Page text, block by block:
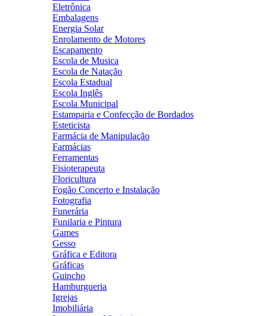
Eletrônica
Embalagens
Energia Solar
Enrolamento de Motores
Escapamento
Escola de Musica
Escola de Natação
Escola Estadual
Escola Inglês
Escola Municipal
Estamparia e Confecção de Bordados
Esteticista
Farmácia de Manipulação
Farmácias
Ferramentas
Fisioterapeuta
Floricultura
Fogão Concerto e Instalação
Fotografia
Funerária
Funilaria e Pintura
Games
Gesso
Gráfica e Editora
Gráficas
Guincho
Hamburgueria
Igrejas
Imobiliária